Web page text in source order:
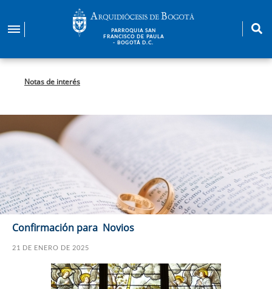
contenido
PARROQUIA SAN
FRANCISCO DE PAULA
- BOGOTÁ D.C.
Notas de interés
Confirmación para Novios
21 DE ENERO DE 2025